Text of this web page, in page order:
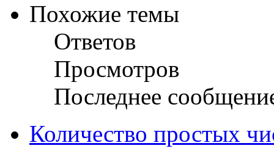
Похожие темы
Ответов
Просмотров
Последнее
Количество простых